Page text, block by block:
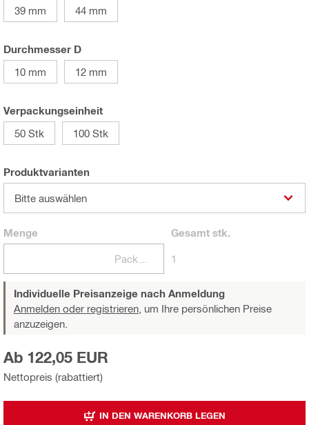
39 mm
44 mm
Durchmesser D
10 mm
12 mm
Verpackungseinheit
50 Stk
100 Stk
Produktvarianten
Bitte auswählen
Menge Gesamtstk.
1
Individuelle Preisanzeige nach Anmeldung
Anmelden oder registrieren, um Ihre persönlichen Preise
anzuzeigen.
Nettopreis (rabattiert)
Ab 122,05 EUR
IN DEN WARENKORB LEGEN